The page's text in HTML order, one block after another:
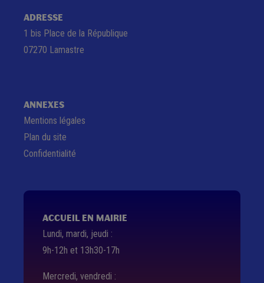
ADRESSE
1 bis Place de la République
07270 Lamastre
ANNEXES
Mentions légales
Plan du site
Confidentialité
ACCUEIL EN MAIRIE
Lundi, mardi, jeudi :
9h-12h et 13h30-17h
Mercredi, vendredi :